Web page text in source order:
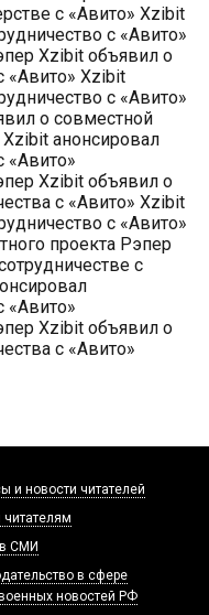
с «Авито» Xzibit
с «Авито»
Xzibit объявил о
«Авито» Xzibit
с «Авито»
о совместной
Xzibit анонсировал
«Авито»
Xzibit объявил о
с «Авито» Xzibit
с «Авито»
проекта Рэпер
с
«Авито»
Xzibit объявил о
с «Авито»
и новости читателей
читателям
СМИ
в сфере
новостей РФ